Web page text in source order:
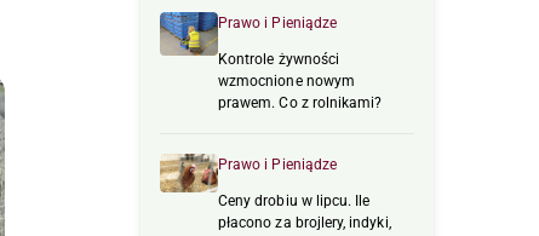
Prawo i Pieniądze
Kontrole żywności
wzmocnione nowym
prawem. Co z rolnikami?
Prawo i Pieniądze
Ceny drobiu w lipcu. Ile
płacono za brojlery, indyki,